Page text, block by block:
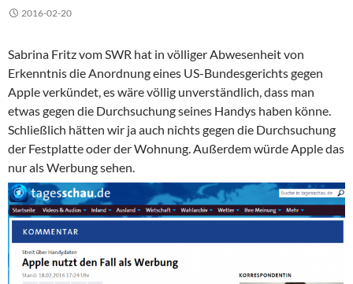
2016-02-20
Sabrina Fritz vom SWR hat in völliger Abwesenheit von
Erkenntnis die Anordnung eines US-Bundesgerichts gegen
Apple verkündet, es wäre völlig unverständlich, dass man
etwas gegen die Durchsuchung seines Handys haben könne.
Schließlich hätten wir ja auch nichts gegen die Durchsuchung
der Festplatte oder der Wohnung. Außerdem würde Apple das
nur als Werbung sehen.